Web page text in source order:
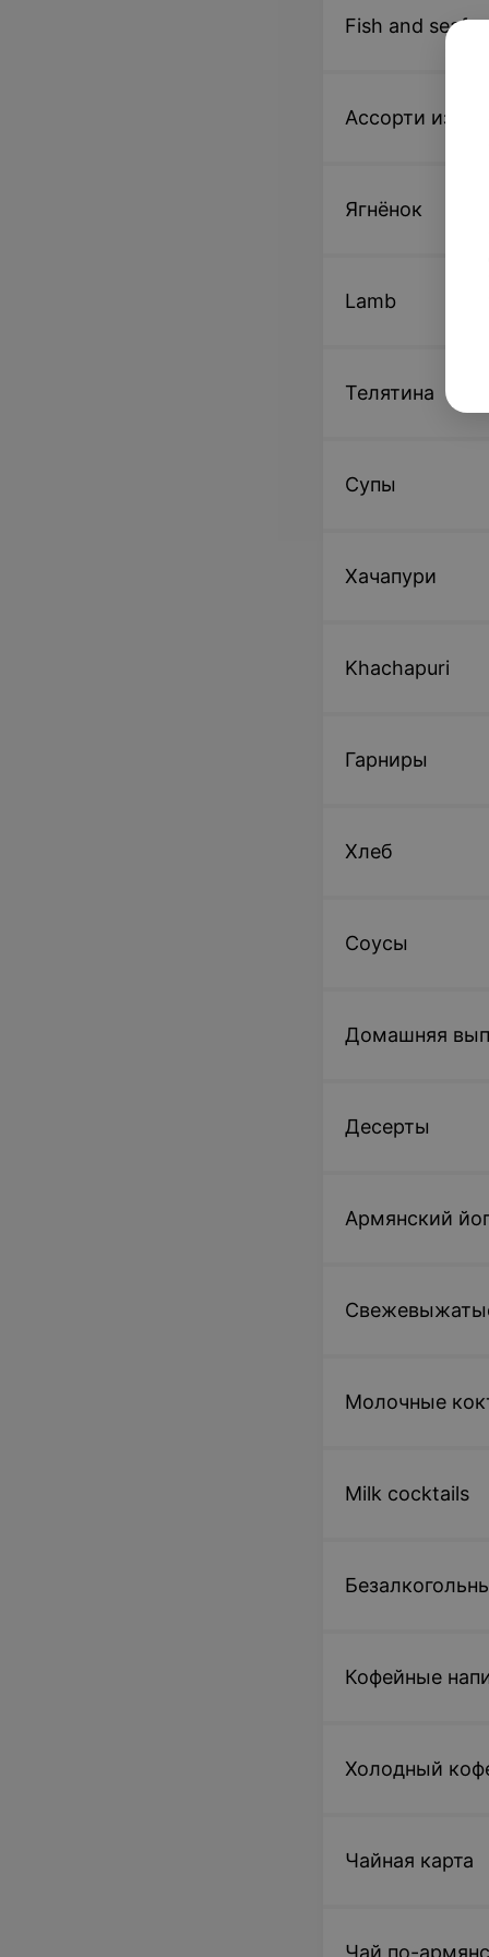
Fish and
Ассорти из
Ягнёнок
Lamb
Телятина
Супы
Хачапури
Khachapuri
Гарниры
Хлеб
Соусы
Домашняя
Десерты
Армянский
Молочные
Milk cocktails
Кофейные
Холодный
Чайная карта
Чай по-